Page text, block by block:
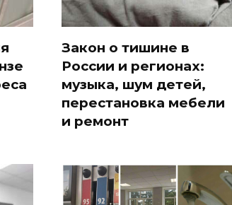
Закон о тишине в
России и регионах:
музыка, шум детей,
перестановка мебели
и ремонт